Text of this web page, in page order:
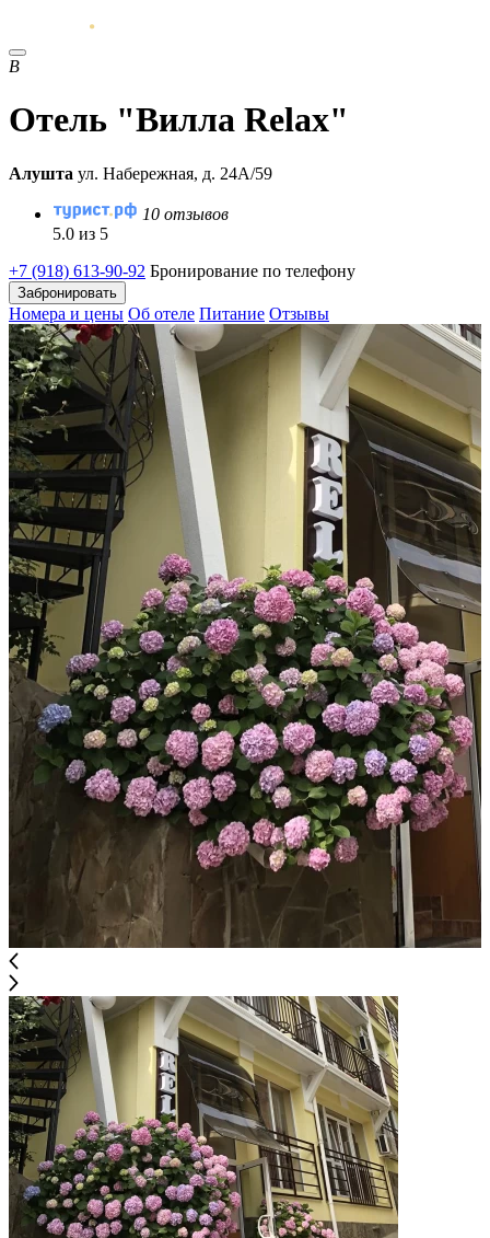
В
Отель "Вилла Relax"
Алушта ул. Набережная, д. 24А/59
10 отзывов
5.0 из 5
+7 (918) 613-90-92 Бронирование по телефону
Забронировать
Номера и цены Об отеле Питание Отзывы